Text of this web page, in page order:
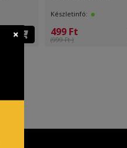
Készletinfó:
499 Ft
(999 Ft )